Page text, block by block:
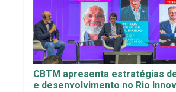
CBTM apresenta estratégias
e desenvolvimento no Rio